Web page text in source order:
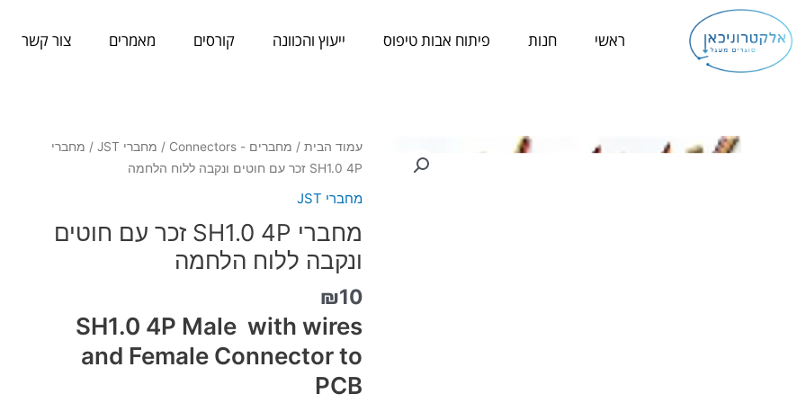
לתוכן
ראשי חנות פיתוח אבות טיפוס ייעוץ והכוונה קורסים מאמרים צור קשר
עמוד הבית/ מחברים - Connectors / מחברי JST
/ מחברי
SH1.0 4P זכר עם חוטים ונקבה ללוח הלחמה
מחברי JST
מחברי SH1.0 4P זכר עם חוטים
ונקבה ללוח הלחמה
₪10
SH1.0 4P Male with wires
and Female Connector to
PCB
כמות
של
4P
זכר
עם
חוטים
ונקבה
ללוח
הלחמה